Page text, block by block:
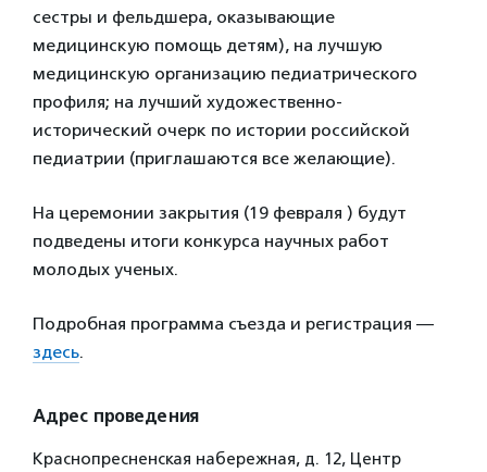
сестры и фельдшера, оказывающие
медицинскую помощь детям), на лучшую
медицинскую организацию педиатрического
профиля; на лучший художественно-
исторический очерк по истории российской
педиатрии (приглашаются все желающие).
На церемонии закрытия (19 февраля ) будут
подведены итоги конкурса научных работ
молодых ученых.
Подробная программа съезда и регистрация —
здесь.
Адрес проведения
Краснопресненская набережная, д. 12, Центр